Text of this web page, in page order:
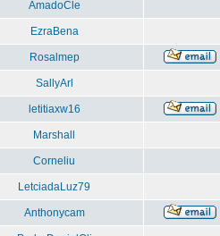
AmadoCle
EzraBena
Rosalmep
SallyArl
letitiaxw16
Marshall
Corneliu
LetciadaLuz79
Anthonycam